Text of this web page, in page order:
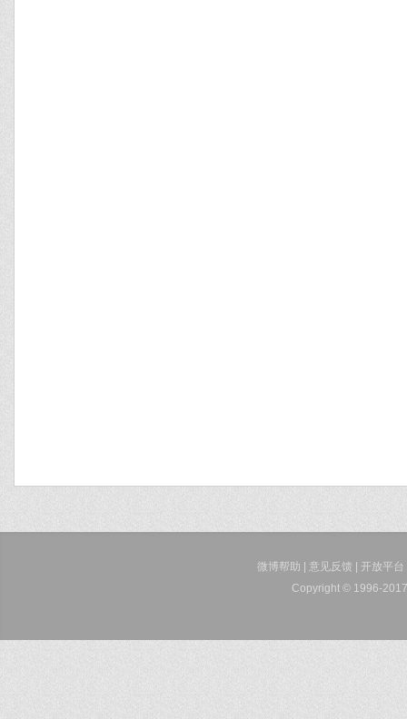
微博帮助 意见反馈 开放平台
Copyright © 1996-